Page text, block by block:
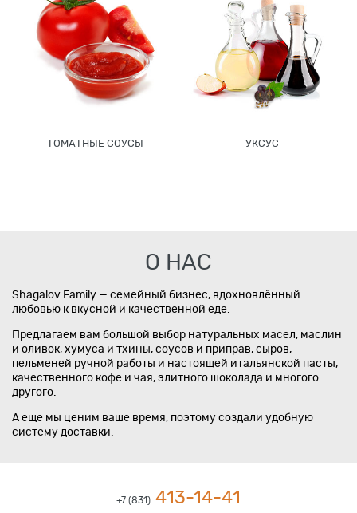
О нас
ТОМАТНЫЕ СОУСЫ УКСУС
О НАС
Shagalov Family — семейный бизнес, вдохновлённый
любовью к вкусной и качественной еде.
Предлагаем вам большой выбор натуральных масел, маслин
и оливок, хумуса и тхины, соусов и приправ, сыров,
пельменей ручной работы и настоящей итальянской пасты,
качественного кофе и чая, элитного шоколада и многого
другого.
А еще мы ценим ваше время, поэтому создали удобную
систему доставки.
+7 (831) 413-14-41